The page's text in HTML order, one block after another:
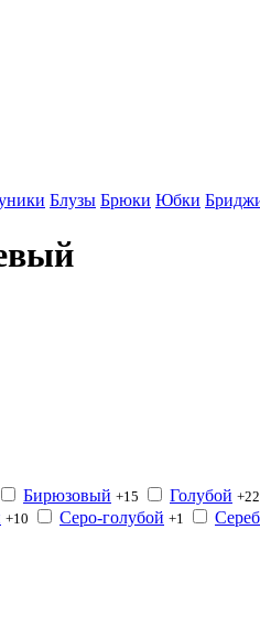
Блузы Брюки Юбки
Бирюзовый +15 Голубой +22
+10 Серо-голубой +1